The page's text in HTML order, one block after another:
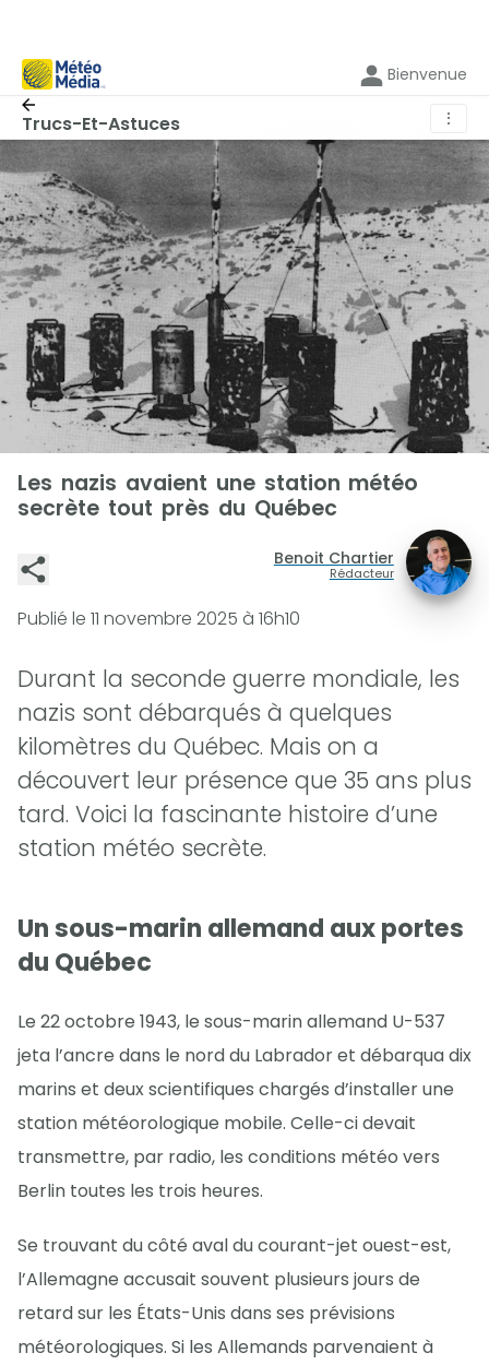
Bienvenue
Trucs-Et-Astuces ⋮
Les nazis avaient une station météo
secrète tout près du Québec
Benoit Chartier
Rédacteur
Publié le 11 novembre 2025 à 16h10
Durant la seconde guerre mondiale, les
nazis sont débarqués à quelques
kilomètres du Québec. Mais on a
découvert leur présence que 35 ans plus
tard. Voici la fascinante histoire d’une
station météo secrète.
Un sous-marin allemand aux portes
du Québec
Le 22 octobre 1943, le sous-marin allemand U-537
jeta l’ancre dans le nord du Labrador et débarqua dix
marins et deux scientifiques chargés d’installer une
station météorologique mobile. Celle-ci devait
transmettre, par radio, les conditions météo vers
Berlin toutes les trois heures.
Se trouvant du côté aval du courant-jet ouest-est,
l’Allemagne accusait souvent plusieurs jours de
retard sur les États-Unis dans ses prévisions
météorologiques. Si les Allemands parvenaient à